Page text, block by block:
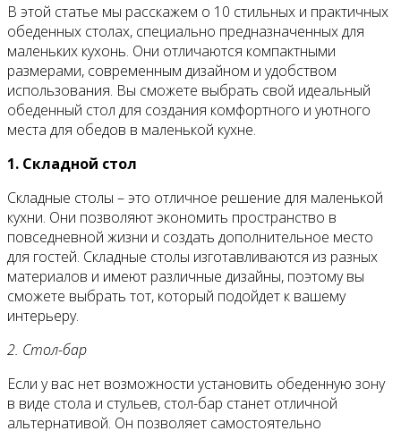
В этой статье мы расскажем о 10 стильных и практичных
обеденных столах, специально предназначенных для
маленьких кухонь. Они отличаются компактными
размерами, современным дизайном и удобством
использования. Вы сможете выбрать свой идеальный
обеденный стол для создания комфортного и уютного
места для обедов в маленькой кухне.
1. Складной стол
Складные столы – это отличное решение для маленькой
кухни. Они позволяют экономить пространство в
повседневной жизни и создать дополнительное место
для гостей. Складные столы изготавливаются из разных
материалов и имеют различные дизайны, поэтому вы
сможете выбрать тот, который подойдет к вашему
интерьеру.
2. Стол-бар
Если у вас нет возможности установить обеденную зону
в виде стола и стульев, стол-бар станет отличной
альтернативой. Он позволяет самостоятельно